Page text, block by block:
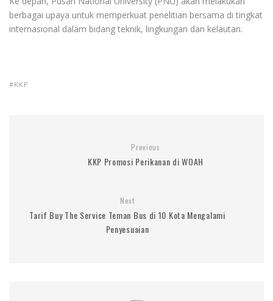
berbagai upaya untuk memperkuat penelitian bersama di tingkat
internasional dalam bidang teknik, lingkungan dan kelautan.
KKP
Previous
KKP Promosi Perikanan di WOAH
Next
Tarif Buy The Service Teman Bus di 10 Kota Mengalami
Penyesuaian